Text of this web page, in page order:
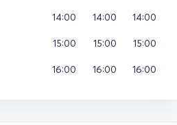
14:00
15:00
16:00
14:00
15:00
16:00
14:00
15:00
16:00